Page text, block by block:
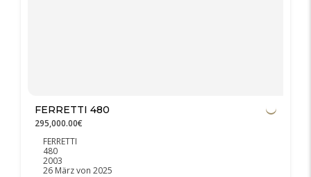
FERRETTI 480
295,000.00€
FERRETTI
480
2003
26 März von 2025